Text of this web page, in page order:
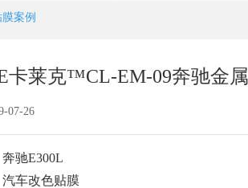
膜案例
卡莱克™CL-EM-09奔驰金
07-26
奔驰E300L
汽车改色贴膜